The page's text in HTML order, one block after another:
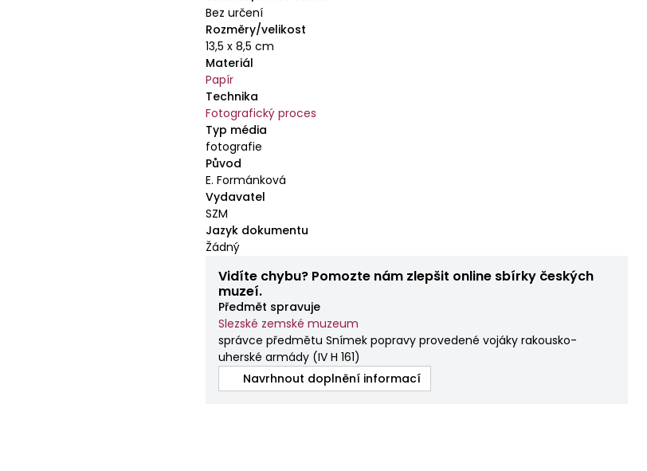
Bez určení
Rozměry/velikost
13,5 x 8,5 cm
Materiál
Papír
Technika
Fotografický proces
Typ média
fotografie
Původ
E. Formánková
Vydavatel
SZM
Jazyk dokumentu
Žádný
Vidíte chybu? Pomozte nám zlepšit online sbírky českých
muzeí.
Předmět spravuje
Slezské zemské muzeum
správce předmětu Snímek popravy provedené vojáky rakousko-
uherské armády (IV H 161)
Navrhnout doplnění informací